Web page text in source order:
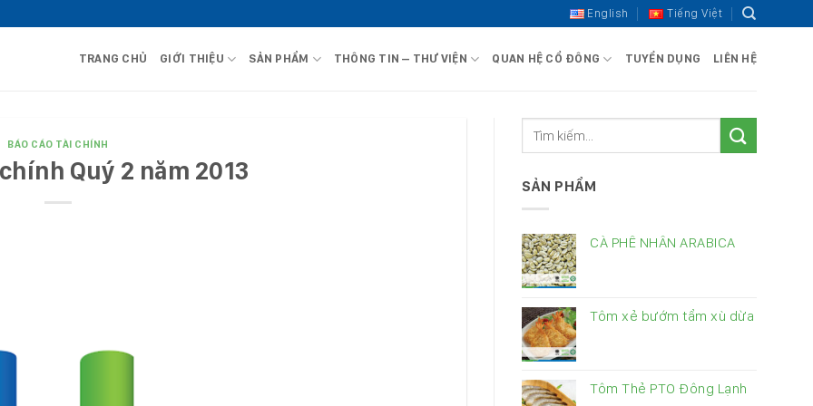
English Tiếng Việt
TRANG CHỦ GIỚI THIỆU SẢN PHẨM THÔNG TIN – THƯ VIỆN QUAN HỆ CỔ ĐÔNG TUYỂN DỤNG LIÊN HỆ
BÁO CÁO TÀI CHÍNH
Quý 2 năm 2013
SẢN PHẨM
CÀ PHÊ NHÂN ARABICA
Tôm xẻ bướm tẩm xù dừa
Tôm Thẻ PTO Đông Lạnh